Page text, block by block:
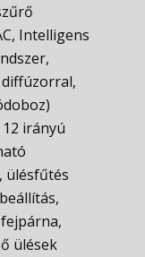
Intelligens
irányú
ülésfűtés
ülések